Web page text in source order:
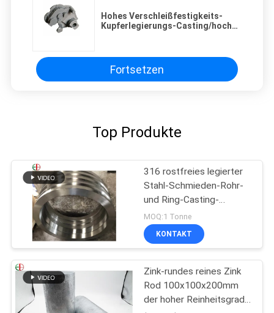
Hohes Verschleißfestigkeits-
Kupferlegierungs-Casting/hoch
Fortsetzen
Top Produkte
316 rostfreies legierter
Stahl-Schmieden-Rohr-
und Ring-Casting-
Zentrifugen-Rohr
EB28028
MOQ:1 Tonne
KONTAKT
Zink-rundes reines Zink
Rod 100x100x200mm
der hoher Reinheitsgrad-